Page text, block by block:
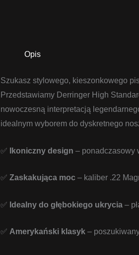
Opis
Szukasz stylowego, kieszonkowego
Przedstawiamy Derringer High
nowoczesną interpretacją
idealnym wyborem do dyskretnego
✅ Ikoniczny design – ponadczasowy
✅ Zaskakująca moc – kaliber .22
✅ Idealny do głębokiego ukrycia –
✅ Amerykański klasyk –